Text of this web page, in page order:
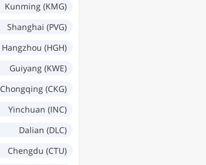
Kunming (KMG)
Shanghai (PVG)
Hangzhou (HGH)
Guiyang (KWE)
Chongqing (CKG)
Yinchuan (INC)
Dalian (DLC)
Chengdu (CTU)